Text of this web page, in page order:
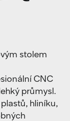
stolem
CNC
průmysl.
hliníku,